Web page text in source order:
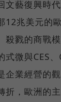
文藝復興時
12兆美元的
戮的商戰
微與CES
企業經營的
折，歐洲的